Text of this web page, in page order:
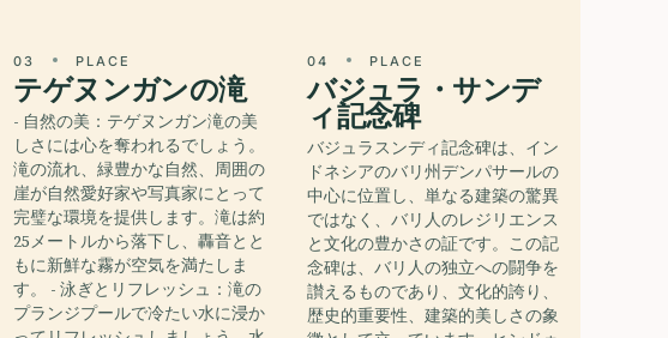
03 PLACE
テゲヌンガンの滝
- 自然の美：テゲヌンガン滝の美
しさには心を奪われるでしょう。
滝の流れ、緑豊かな自然、周囲の
崖が自然愛好家や写真家にとって
完璧な環境を提供します。滝は約
25メートルから落下し、轟音とと
もに新鮮な霧が空気を満たしま
す。 - 泳ぎとリフレッシュ：滝の
プランジプールで冷たい水に浸か
04 PLACE
バジュラ・サンデ
ィ記念碑
バジュラスンディ記念碑は、イン
ドネシアのバリ州デンパサールの
中心に位置し、単なる建築の驚異
ではなく、バリ人のレジリエンス
と文化の豊かさの証です。この記
念碑は、バリ人の独立への闘争を
讃えるものであり、文化的誇り、
歴史的重要性、建築的美しさの象